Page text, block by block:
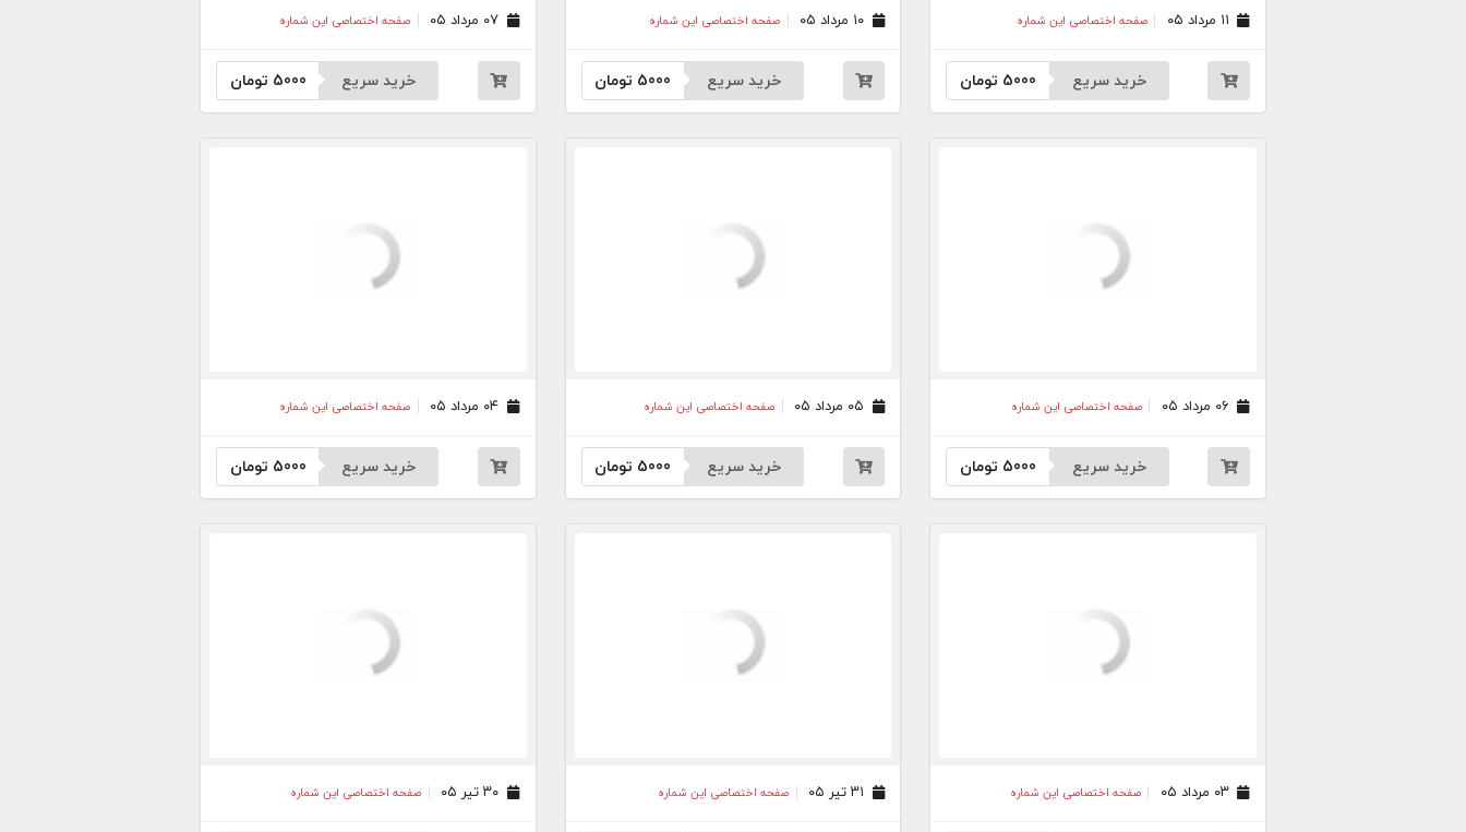
صفحه اختصاصی این شماره
خرید سریع 5000 تومان
صفحه اختصاصی این شماره
خرید سریع 5000 تومان
صفحه اختصاصی این شماره
خرید سریع 5000 تومان
صفحه اختصاصی این شماره
خرید سریع 5000 تومان
صفحه اختصاصی این شماره
خرید سریع 5000 تومان
صفحه اختصاصی این شماره
خرید سریع 5000 تومان
۰۳ مرداد ۰۵ صفحه اختصاصی این شماره صفحه اختصاصی این شماره صفحه اختصاصی این شماره